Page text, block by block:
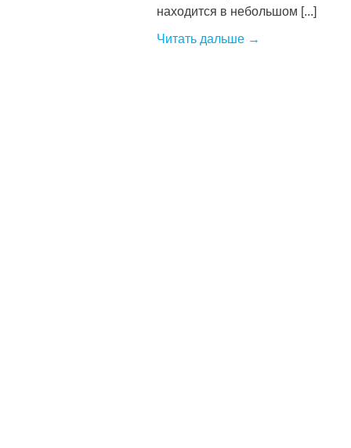
находится в небольшом [...]
Читать дальше →